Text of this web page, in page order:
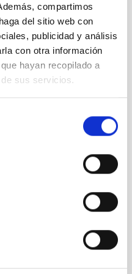
compartimos
del sitio web con
publicidad y análisis
con otra información
hayan recopilado a
sus servicios.